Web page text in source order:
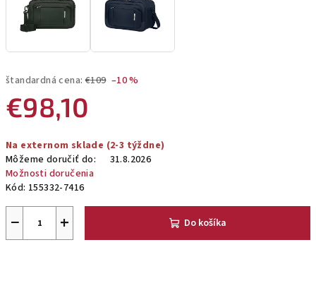
štandardná cena: €109 –10 %
€98,10
cena:
Na externom sklade (2-3 týždne)
Môžeme doručiť do:
31.8.2026
Možnosti doručenia
Kód: 155332-7416
+
− Do košíka